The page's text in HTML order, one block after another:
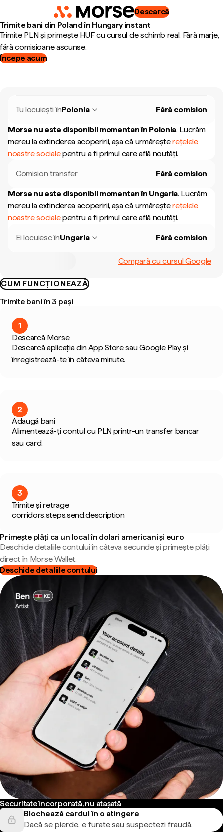
Descarcă
Trimite bani din Poland în Hungary instant
Trimite PLN și primește HUF cu cursul de schimb real. Fără marje,
fără comisioane ascunse.
Începe acum
Tu locuiești înPolonia Fără comision
Morse nu este disponibil momentan în Polonia. Lucrăm
mereu la extinderea acoperirii, așa că urmăreșterețelele
noastre socialepentru a fi primul care află noutăți.
Comision transfer Fără comision
Morse nu este disponibil momentan în Ungaria. Lucrăm
mereu la extinderea acoperirii, așa că urmăreșterețelele
noastre socialepentru a fi primul care află noutăți.
Ei locuiesc înUngaria Fără comision
Compară cu cursul Google
CUM FUNCȚIONEAZĂ
Trimite bani în 3 pași
1
Descarcă Morse
Descarcă aplicația din App Store sau Google Play și
înregistrează-te în câteva minute.
2
Adaugă bani
Alimentează-ți contul cu PLN printr-un transfer bancar
sau card.
3
Trimite și retrage
corridors.steps.send.description
Primește plăți ca un local în dolari americani și euro
Deschide detaliile contului în câteva secunde și primește plăți
direct în Morse Wallet.
Deschide detaliile contului
Securitate încorporată, nu atașată
Blochează cardul în o atingere
Dacă se pierde, e furate sau suspectezi fraudă.